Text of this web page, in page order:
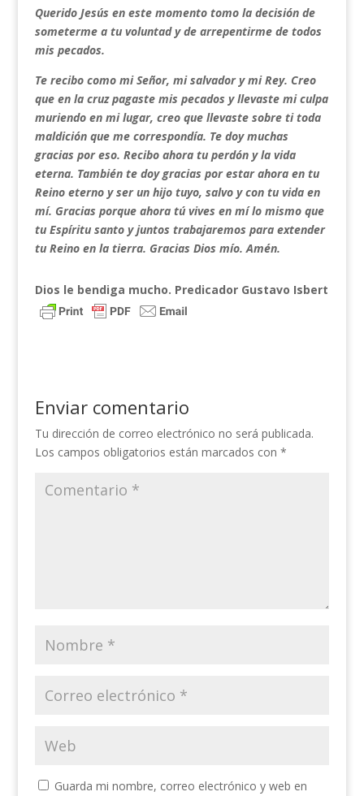
Querido Jesús en este momento tomo la decisión de
someterme a tu voluntad y de arrepentirme de todos
mis pecados.
Te recibo como mi Señor, mi salvador y mi Rey. Creo
que en la cruz pagaste mis pecados y llevaste mi culpa
muriendo en mi lugar, creo que llevaste sobre ti toda
maldición que me correspondía. Te doy muchas
gracias por eso. Recibo ahora tu perdón y la vida
eterna. También te doy gracias por estar ahora en tu
Reino eterno y ser un hijo tuyo, salvo y con tu vida en
mí. Gracias porque ahora tú vives en mí lo mismo que
tu Espíritu santo y juntos trabajaremos para extender
tu Reino en la tierra. Gracias Dios mío. Amén.
Dios le bendiga mucho. Predicador Gustavo Isbert
Enviar comentario
Tu dirección de correo electrónico no será publicada.
Los campos obligatorios están marcados con *
Guarda mi nombre, correo electrónico y web en